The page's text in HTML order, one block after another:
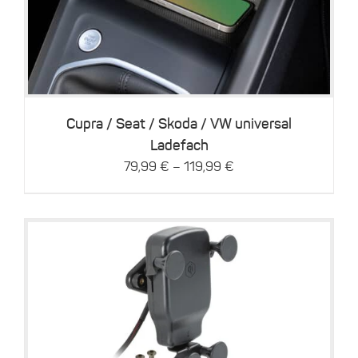
Produkt
weist
mehrere
Varianten
auf.
Die
können
auf
der
Produktseite
Cupra / Seat / Skoda / VW universal
Ladefach
79,99 € – 119,99 €
Dieses
Produkt
Details